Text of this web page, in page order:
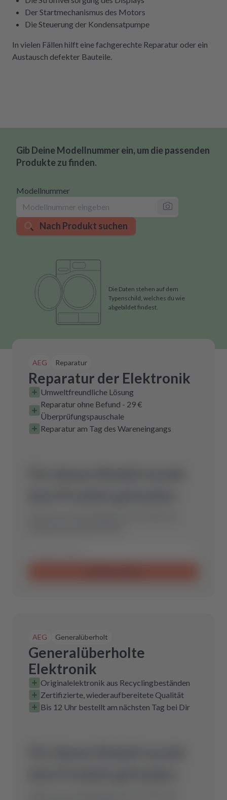
Der Startmechanismus des Motors
Die Steuerung der Kondensatpumpe
In vielen Fällen hilft eine fachgerechte Reparatur oder ein
Austausch defekter Bauteile.
Gib Deine Modellnummer ein, um die passenden
Produkte zu finden.
Modellnummer
Nach Produkt suchen
Die Daten stehen auf dem
Typenschild, welches du wie
abgebildet findest.
AEG Reparatur
Reparatur der Elektronik
Umweltfreundliche Lösung
Reparatur ohne Befund - 29 €
Überprüfungspauschale
Reparatur am Tag des Wareneingangs
AEG Generalüberholt
Generalüberholte
Elektronik
Originalelektronik aus Recyclingbeständen
Zertifizierte, wiederaufbereitete Qualität
Bis 12 Uhr bestellt am nächsten Tag bei Dir